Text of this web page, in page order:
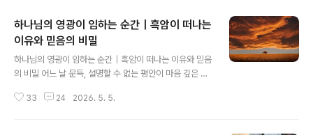
하나님의 영광이 임하는 순간｜흑암이 떠나는
이유와 믿음의 비밀
하나님의 영광이 임하는 순간｜흑암이 떠나는 이유와 믿음
의 비밀 어느 날 문득, 설명할 수 없는 평안이 마음 깊은 곳
데, 그 순간만큼은 전혀 다른 공기 속에 머무는 것처럼 느껴
33 24 2026. 5. 5.